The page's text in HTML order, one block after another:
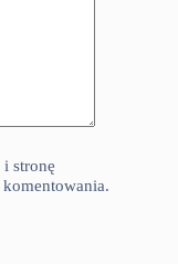
stronę